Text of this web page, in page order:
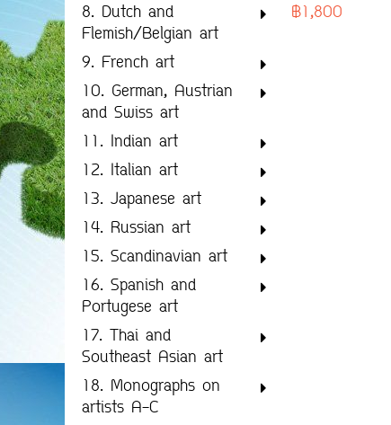
8. Dutch and
Flemish/Belgian art
9. French art
10. German, Austrian
and Swiss art
11. Indian art
12. Italian art
13. Japanese art
14. Russian art
15. Scandinavian art
16. Spanish and
Portugese art
17. Thai and
Southeast Asian art
18. Monographs on
artists A-C
฿1,800